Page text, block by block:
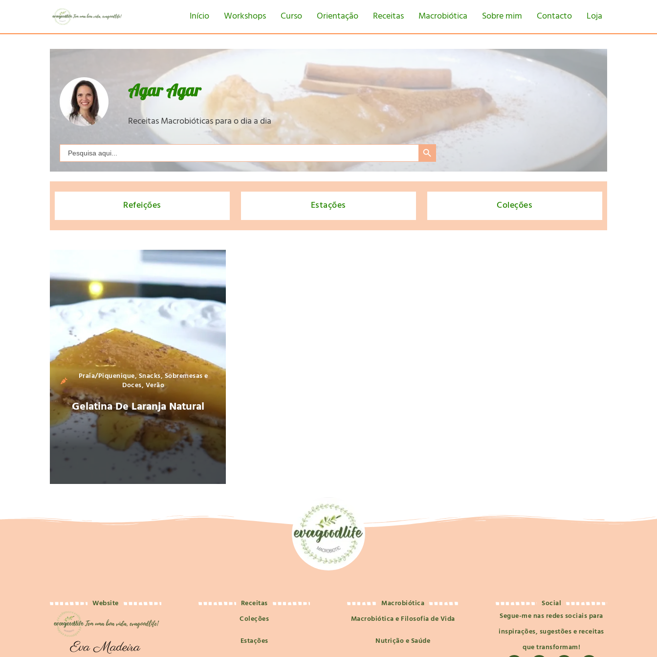
Início Workshops Curso Orientação Receitas Macrobiótica Sobre mim Contacto Loja
Agar Agar
Receitas Macrobióticas para o dia a dia
Search
for:
Search Button
Refeições Estações Coleções
Praia/Piquenique,Snacks,Sobremesas e
Doces, Verão
Gelatina De Laranja Natural
Website
Receitas
Coleções
Estações
Macrobiótica
Macrobiótica e Filosofia de Vida
Nutrição e Saúde
Social
Segue-me nas redes sociais para
inspirações, sugestões e receitas
que transformam!